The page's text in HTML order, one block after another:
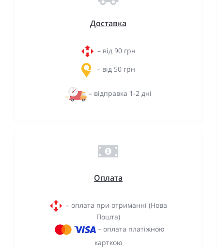
Доставка
– від 90 грн
– від 50 грн
– відправка 1-2 дні
Оплата
– оплата при отриманні (Нова
Пошта)
– оплата платіжною
карткою